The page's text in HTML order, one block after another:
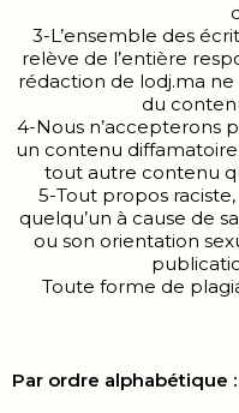
3-L’ensemble des
relève de l’entière
rédaction de lodj.ma
du
4-Nous n’accepterons
un contenu
tout autre contenu
5-Tout propos
quelqu’un à cause de
ou son orientation
Toute forme de
Par ordre alphabétique :